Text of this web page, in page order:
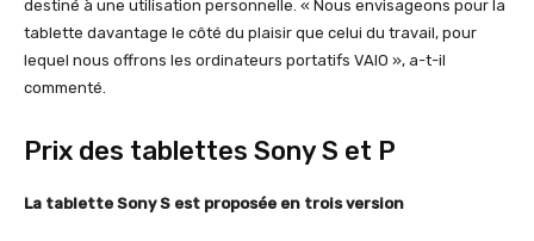
destiné à une utilisation personnelle. « Nous envisageons pour la
tablette davantage le côté du plaisir que celui du travail, pour
lequel nous offrons les ordinateurs portatifs VAIO », a-t-il
commenté.
Prix des tablettes Sony S et P
La tablette Sony S est proposée en trois version